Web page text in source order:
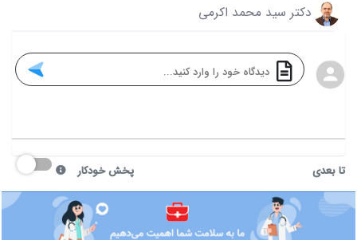
دکتر سید محمد اکرمی
تا بعدی پخش خودکار